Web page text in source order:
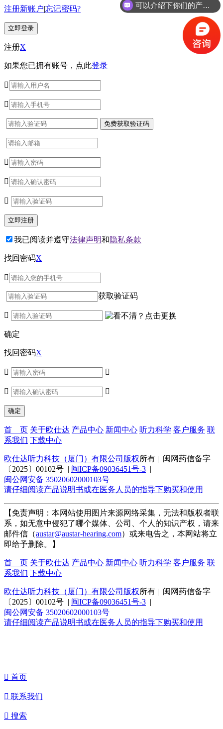
注册新账户|忘记密码?
注册X
如果您已拥有账号，点此登录





我已阅读并遵守法律声明和隐私条款
找回密码X

获取验证码

确定
找回密码X
 
 
首 页 关于欧仕达 产品中心 新闻中心 听力科学 客户服务 联
系我们 下载中心
欧仕达听力科技（厦门）有限公司版权所有 | 闽网药信备字
〔2025〕00102号 | 闽ICP备09036451号-3 |
闽公网安备 35020602000103号
请仔细阅读产品说明书或在医务人员的指导下购买和使用
【免责声明：本网站使用图片来源网络采集，无法和版权者联
系，如无意中侵犯了哪个媒体、公司、个人的知识产权，请来
邮件信（austar@austar-hearing.com）或来电告之，本网站将立
即给予删除。】
首 页 关于欧仕达 产品中心 新闻中心 听力科学 客户服务 联
系我们 下载中心
欧仕达听力科技（厦门）有限公司版权所有 | 闽网药信备字
〔2025〕00102号 | 闽ICP备09036451号-3 |
闽公网安备 35020602000103号
请仔细阅读产品说明书或在医务人员的指导下购买和使用
 首页
 联系我们
 搜索
可以介绍下你们的产品么？